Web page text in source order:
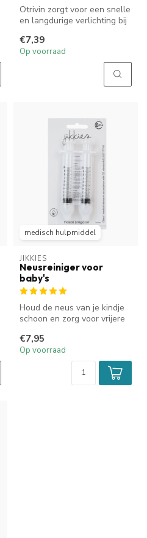
Otrivin zorgt voor een snelle
en langdurige verlichting bij
€7,39
Op voorraad
medisch hulpmiddel
JIKKIES
Neusreiniger voor
baby's
Houd de neus van je kindje
schoon en zorg voor vrijere
€7,95
Op voorraad